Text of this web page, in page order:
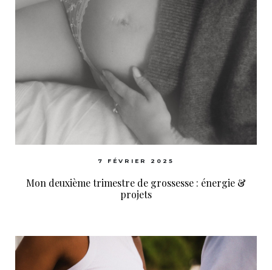
7 FÉVRIER 2025
Mon deuxième trimestre de grossesse : énergie &
projets